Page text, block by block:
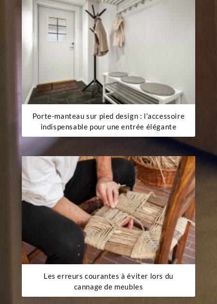
Porte-manteau sur pied design : l’accessoire
indispensable pour une entrée élégante
Les erreurs courantes à éviter lors du
cannage de meubles